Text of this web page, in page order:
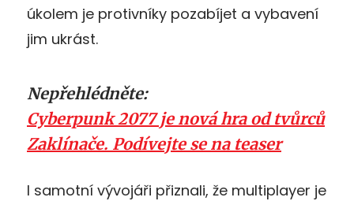
úkolem je protivníky pozabíjet a vybavení
jim ukrást.
Nepřehlédněte:
Cyberpunk 2077 je nová hra od tvůrců
Zaklínače. Podívejte se na teaser
I samotní vývojáři přiznali, že multiplayer je